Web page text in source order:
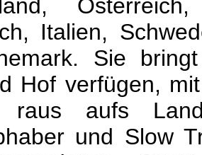
Italien,
Sie
Hof verfügen,
aufs
und Slow